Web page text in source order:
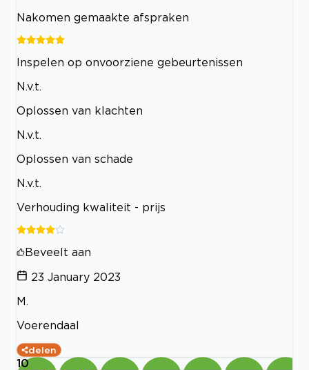
Nakomen gemaakte afspraken
Inspelen op onvoorziene gebeurtenissen
N.v.t.
Oplossen van klachten
N.v.t.
Oplossen van schade
N.v.t.
Verhouding kwaliteit - prijs
Beveelt aan
23 January 2023
M.
Voerendaal
delen
10